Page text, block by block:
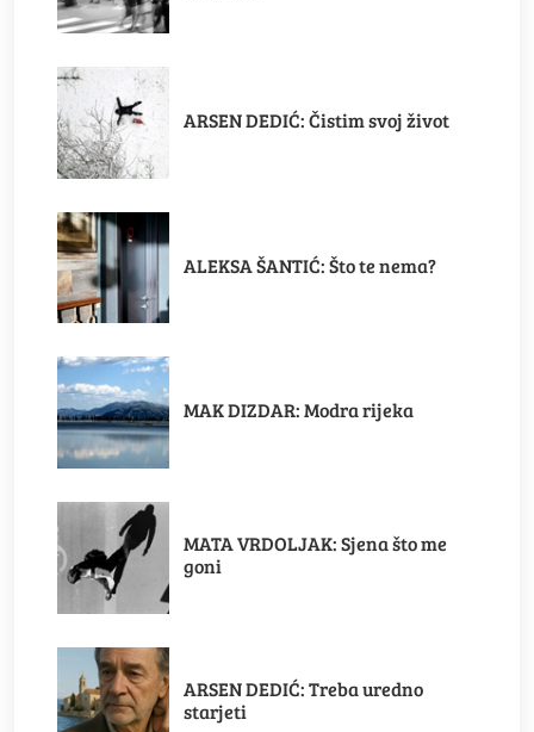
ARSEN DEDIĆ: Čistim svoj život
ALEKSA ŠANTIĆ: Što te nema?
MAK DIZDAR: Modra rijeka
MATA VRDOLJAK: Sjena što me
goni
ARSEN DEDIĆ: Treba uredno
starjeti